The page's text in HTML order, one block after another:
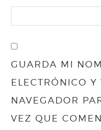
GUARDA MI
ELECTRÓNICO Y
NAVEGADOR
VEZ QUE